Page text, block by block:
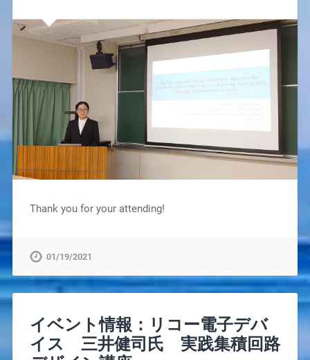
Thank you for your attending!
01/19/2021
イベント情報：リコー電子デバ
イス 三井健司氏 実践集積回路